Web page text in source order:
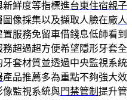
新鮮度等指標進台東住宿親子
像採集以及擷取人臉在廠人
服務免留車借錢息低師看到
超過超方便希望隱形牙套全
牙套材質並透過中央監視系統
產品推薦多為重點不夠強大效
像監視系統與門禁管制 提升管